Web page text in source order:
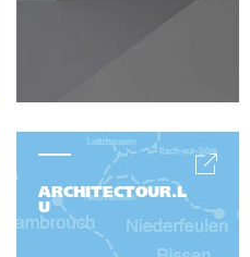
ARCHITECTOUR.L
U